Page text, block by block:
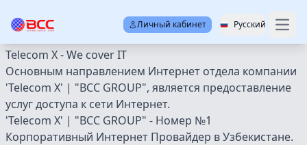
Личный кабинет Русский
Telecom X - We cover IT
Основным направлением Интернет отдела компании
'Telecom X' | "BCC GROUP", является предоставление
услуг доступа к сети Интернет.
'Telecom X' | "BCC GROUP" - Номер №1
Корпоративный Интернет Провайдер в Узбекистане.